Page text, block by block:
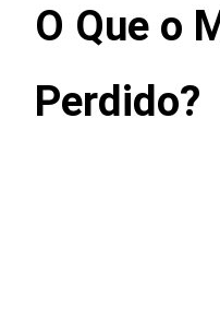
O Que o
Perdido?